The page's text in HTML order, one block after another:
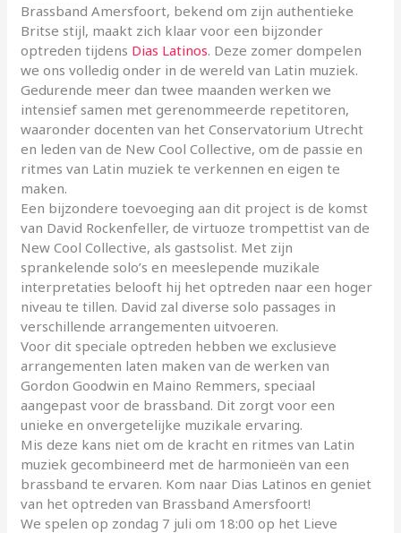
Brassband Amersfoort, bekend om zijn authentieke
Britse stijl, maakt zich klaar voor een bijzonder
optreden tijdens Dias Latinos. Deze zomer dompelen
we ons volledig onder in de wereld van Latin muziek.
Gedurende meer dan twee maanden werken we
intensief samen met gerenommeerde repetitoren,
waaronder docenten van het Conservatorium Utrecht
en leden van de New Cool Collective, om de passie en
ritmes van Latin muziek te verkennen en eigen te
maken.
Een bijzondere toevoeging aan dit project is de komst
van David Rockenfeller, de virtuoze trompettist van de
New Cool Collective, als gastsolist. Met zijn
sprankelende solo’s en meeslepende muzikale
interpretaties belooft hij het optreden naar een hoger
niveau te tillen. David zal diverse solo passages in
verschillende arrangementen uitvoeren.
Voor dit speciale optreden hebben we exclusieve
arrangementen laten maken van de werken van
Gordon Goodwin en Maino Remmers, speciaal
aangepast voor de brassband. Dit zorgt voor een
unieke en onvergetelijke muzikale ervaring.
Mis deze kans niet om de kracht en ritmes van Latin
muziek gecombineerd met de harmonieën van een
brassband te ervaren. Kom naar Dias Latinos en geniet
van het optreden van Brassband Amersfoort!
We spelen op zondag 7 juli om 18:00 op het Lieve